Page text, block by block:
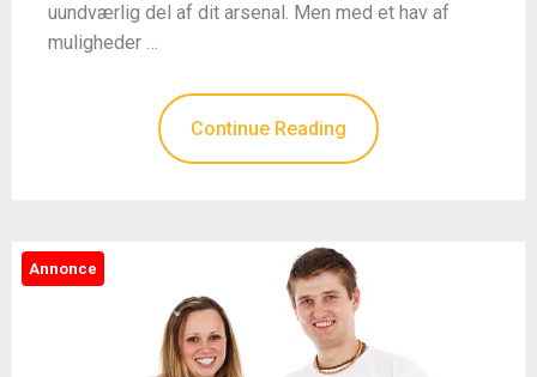
uundværlig del af dit arsenal. Men med et hav af
muligheder …
Continue Reading
Annonce